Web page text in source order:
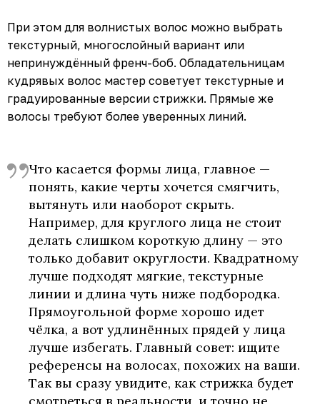
При этом для волнистых волос можно выбрать
текстурный, многослойный вариант или
непринуждённый френч-боб. Обладательницам
кудрявых волос мастер советует текстурные и
градуированные версии стрижки. Прямые же
волосы требуют более уверенных линий.
Что касается формы лица, главное —
понять, какие черты хочется смягчить,
вытянуть или наоборот скрыть.
Например, для круглого лица не стоит
делать слишком короткую длину — это
только добавит округлости. Квадратному
лучше подходят мягкие, текстурные
линии и длина чуть ниже подбородка.
Прямоугольной форме хорошо идет
чёлка, а вот удлинённых прядей у лица
лучше избегать. Главный совет: ищите
референсы на волосах, похожих на ваши.
Так вы сразу увидите, как стрижка будет
смотреться в реальности, и точно не